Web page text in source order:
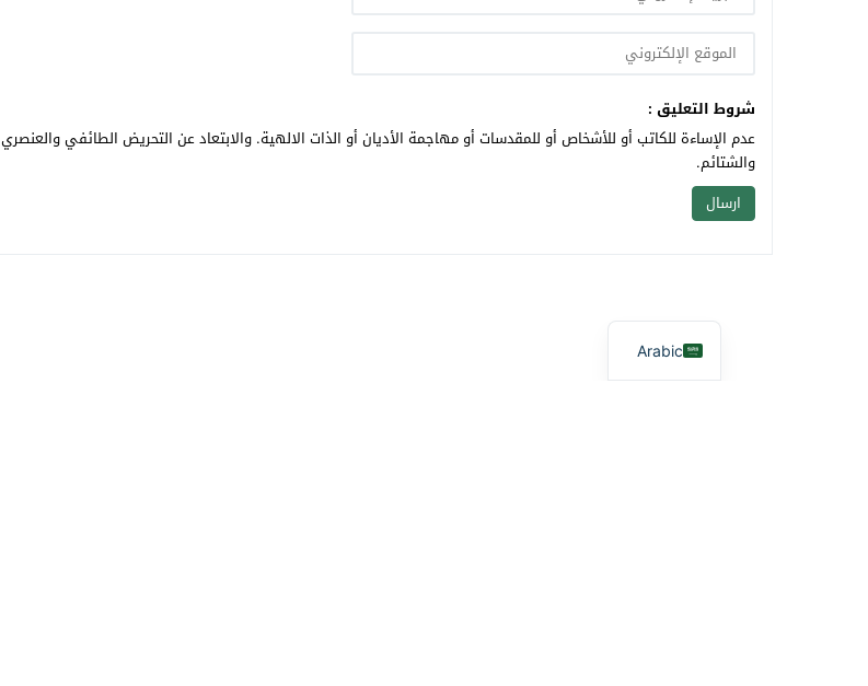
شروط التعليق :
عدم الإساءة للكاتب أو للأشخاص أو للمقدسات أو مهاجمة الأديان أو الذات الالهية. والابتعاد عن التحريض الطائفي والعنصري
والشتائم.
Arabic